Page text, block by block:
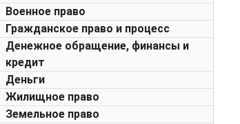
Военное право
Гражданское право и процесс
Денежное обращение, финансы и
кредит
Деньги
Жилищное право
Земельное право